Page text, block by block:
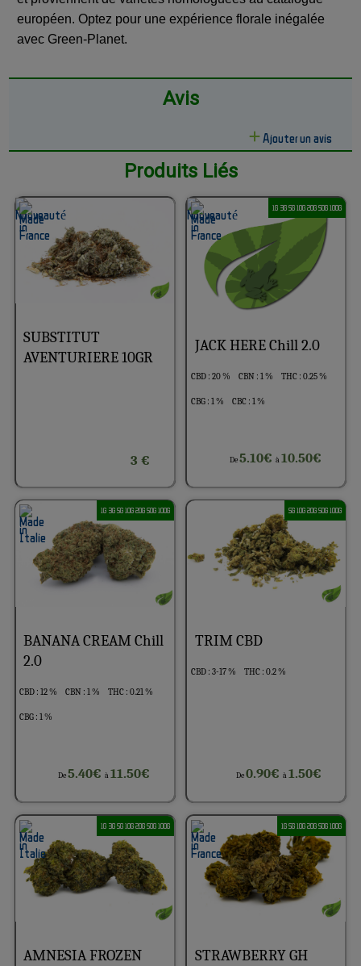
européen. Optez pour une expérience florale inégalée
avec Green-Planet.
Avis
Ajouter un avis
Produits Liés
SUBSTITUT
AVENTURIERE 10GR
3 €
1G 3G 5G 10G 20G 50G 100G
JACK HERE Chill 2.0
CBD : 20 % CBN : 1 % THC : 0.25 %
CBG : 1 % CBC : 1 %
De5.10€ à10.50€
1G 3G 5G 10G 20G 50G 100G
BANANA CREAM Chill
2.0
CBD : 12 % CBN : 1 % THC : 0.21 %
CBG : 1 %
De5.40€à11.50€
5G 10G 20G 50G 100G
TRIM CBD
CBD : 3-17 % THC : 0.2 %
De0.90€ à1.50€
1G 3G 5G 10G 20G 50G 100G
AMNESIA FROZEN
1G 5G 10G 20G 50G 100G
STRAWBERRY GH